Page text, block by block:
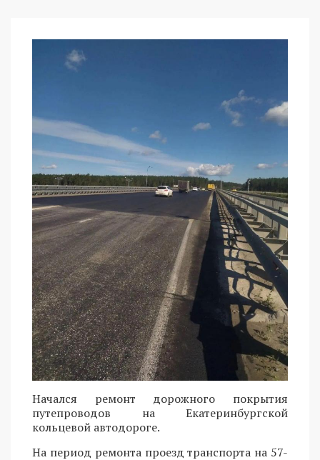
Начался ремонт дорожного покрытия
путепроводов на Екатеринбургской
кольцевой автодороге.
На период ремонта проезд транспорта на 57-